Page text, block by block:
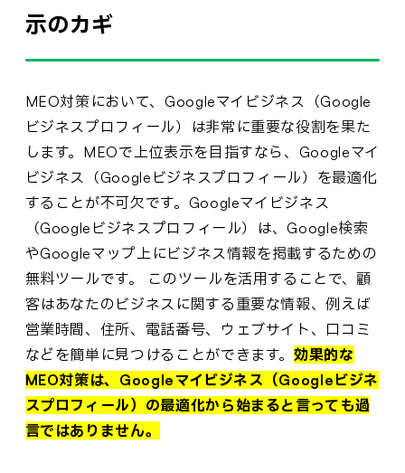
示のカギ
MEO対策において、Googleマイビジネス（Google
ビジネスプロフィール）は非常に重要な役割を果た
します。MEOで上位表示を目指すなら、Googleマイ
ビジネス（Googleビジネスプロフィール）を最適化
することが不可欠です。Googleマイビジネス
（Googleビジネスプロフィール）は、Google検索
やGoogleマップ上にビジネス情報を掲載するための
無料ツールです。 このツールを活用することで、顧
客はあなたのビジネスに関する重要な情報、例えば
営業時間、住所、電話番号、ウェブサイト、口コミ
などを簡単に見つけることができます。効果的な
MEO対策は、Googleマイビジネス（Googleビジネ
スプロフィール）の最適化から始まると言っても過
言ではありません。